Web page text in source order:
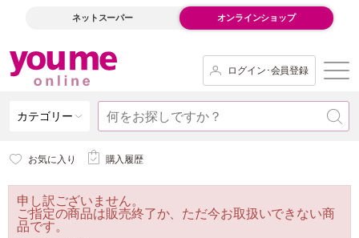
ネットスーパー オンラインショップ
ログイン･会員登録
カテゴリー
お気に入り 購入履歴
申し訳ございません。
ご指定の商品は販売終了か、ただ今お取扱いできない商
品です。